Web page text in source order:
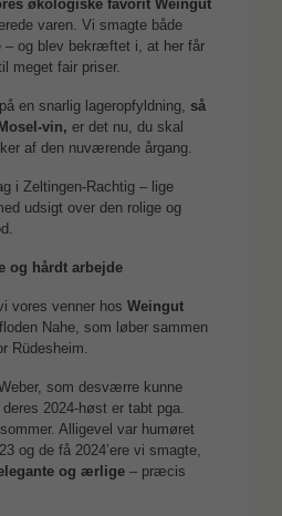
økologiske favorit Weingut
varen. Vi smagte både
– og blev bekræftet i, at her får
meget fair priser.
en snarlig lageropfyldning, så
vin, er det nu, du skal
af den nuværende årgang.
i Zeltingen-Rachtig – lige
udsigt over den rolige og
og hårdt arbejde
vores venner hosWeingut
Nahe, som løber sammen
Rüdesheim.
som desværre kunne
2024-høst er tabt pga.
Alligevel var humøret
og de få 2024’ere vi smagte,
og ærlige – præcis